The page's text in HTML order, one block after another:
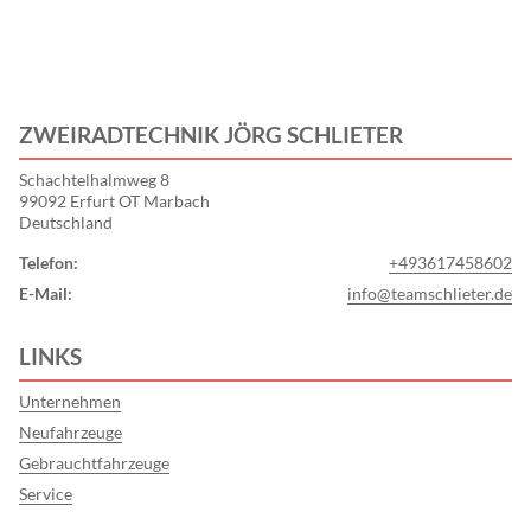
ZWEIRADTECHNIK JÖRG SCHLIETER
Schachtelhalmweg 8
99092 Erfurt OT Marbach
Deutschland
Telefon:
+493617458602
E-Mail:
info@teamschlieter.de
LINKS
Unternehmen
Neufahrzeuge
Gebrauchtfahrzeuge
Service